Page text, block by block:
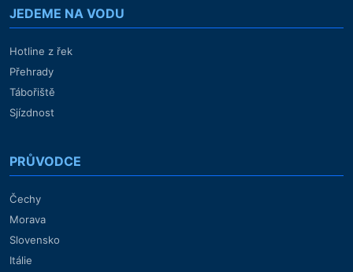
JEDEME NA VODU
Hotline z řek
Přehrady
Tábořiště
Sjízdnost
PRŮVODCE
Čechy
Morava
Slovensko
Itálie